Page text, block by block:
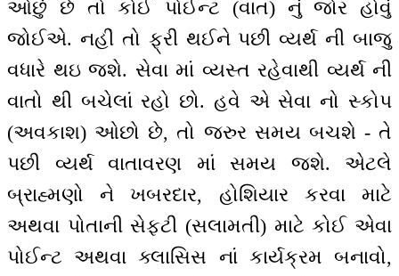
ઓછું છે તો કોઈ પોઈન્ટ (વાત) નું જોર હોવું
જોઈએ. નહીં તો ફ્રી થઈને પછી વ્યર્થ ની બાજુ
વધારે થઇ જશે. સેવા માં વ્યસ્ત રહેવાથી વ્યર્થ ની
વાતો થી બચેલાં રહો છો. હવે એ સેવા નો સ્કોપ
(અવકાશ) ઓછો છે, તો જરુર સમય બચશે - તે
પછી વ્યર્થ વાતાવરણ માં સમય જશે. એટલે
બ્રાહ્મણો ને ખબરદાર, હોશિયાર કરવા માટે
અથવા પોતાની સેફ્ટી (સલામતી) માટે કોઈ એવા
પોઈન્ટ અથવા ક્લાસિસ નાં કાર્યક્રમ બનાવો,